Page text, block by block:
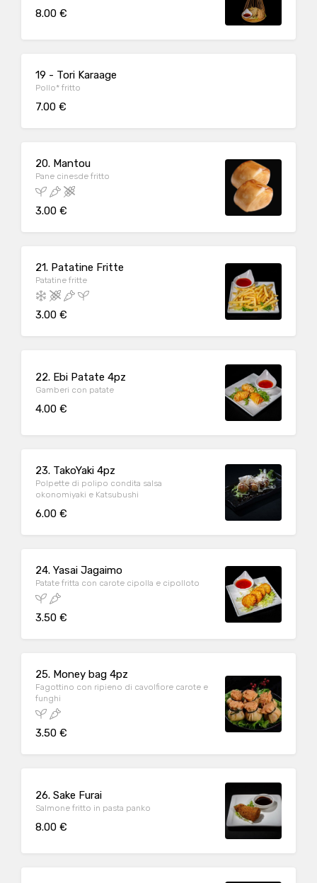
8.00 €
19 - Tori Karaage
Pollo* fritto
7.00 €
20. Mantou
Pane cinesde fritto
3.00 €
21. Patatine Fritte
Patatine fritte
3.00 €
22. Ebi Patate 4pz
Gamberi con patate
4.00 €
23. TakoYaki 4pz
Polpette di polipo condita salsa
okonomiyaki e Katsubushi
6.00 €
24. Yasai Jagaimo
Patate fritta con carote cipolla e cipolloto
3.50 €
25. Money bag 4pz
Fagottino con ripieno di cavolfiore carote e
funghi
3.50 €
26. Sake Furai
Salmone fritto in pasta panko
8.00 €